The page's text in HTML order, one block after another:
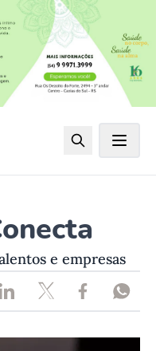
e empresas